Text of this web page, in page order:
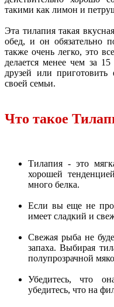
такими как лимон и
Эта тилапия такая
обед, и он обязательно
также очень легко, это
делается менее чем за
друзей или
своей семьи.
Что такое
Тилапия - это
хорошей
много белка.
Если вы еще не
имеет сладкий и
Свежая рыба не
запаха. Выбирая
полупрозрачной
Убедитесь, что
убедитесь, что на